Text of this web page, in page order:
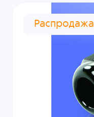
Распродажа